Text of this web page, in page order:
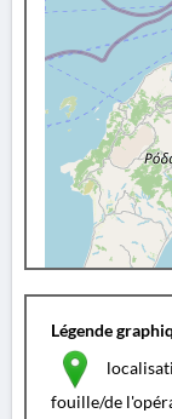
Légende
fouille/de